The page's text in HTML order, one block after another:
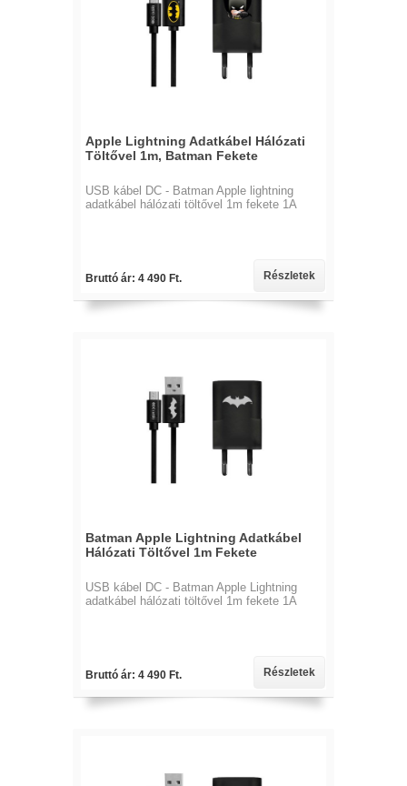
Apple Lightning Adatkábel Hálózati
Töltővel 1m, Batman Fekete
USB kábel DC - Batman Apple lightning
adatkábel hálózati töltővel 1m fekete 1A
Bruttó ár: 4 490 Ft. Részletek
Batman Apple Lightning Adatkábel
Hálózati Töltővel 1m Fekete
USB kábel DC - Batman Apple Lightning
adatkábel hálózati töltővel 1m fekete 1A
Bruttó ár: 4 490 Ft. Részletek